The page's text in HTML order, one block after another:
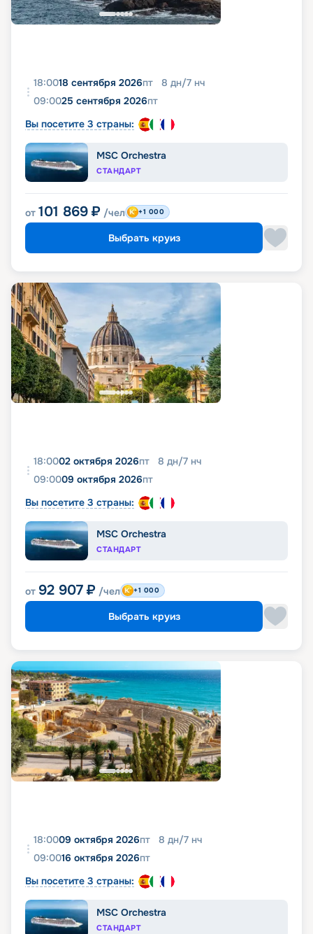
18:0018 сентября 2026пт 8 дн/7 нч
09:0025 сентября 2026пт
Вы посетите 3 страны:
MSC Orchestra
СТАНДАРТ
от 101 869 ₽ /чел +1 000
Выбрать круиз
18:0002 октября 2026пт 8 дн/7 нч
09:0009 октября 2026пт
Вы посетите 3 страны:
MSC Orchestra
СТАНДАРТ
от 92 907 ₽ /чел +1 000
Выбрать круиз
18:0009 октября 2026пт 8 дн/7 нч
09:0016 октября 2026пт
Вы посетите 3 страны:
MSC Orchestra
СТАНДАРТ